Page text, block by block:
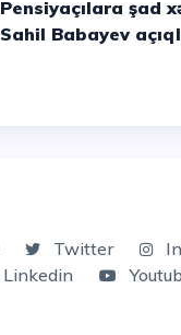
Pensiyaçılara şad xəbər –
Sahil Babayev
Twitter
Linkedin